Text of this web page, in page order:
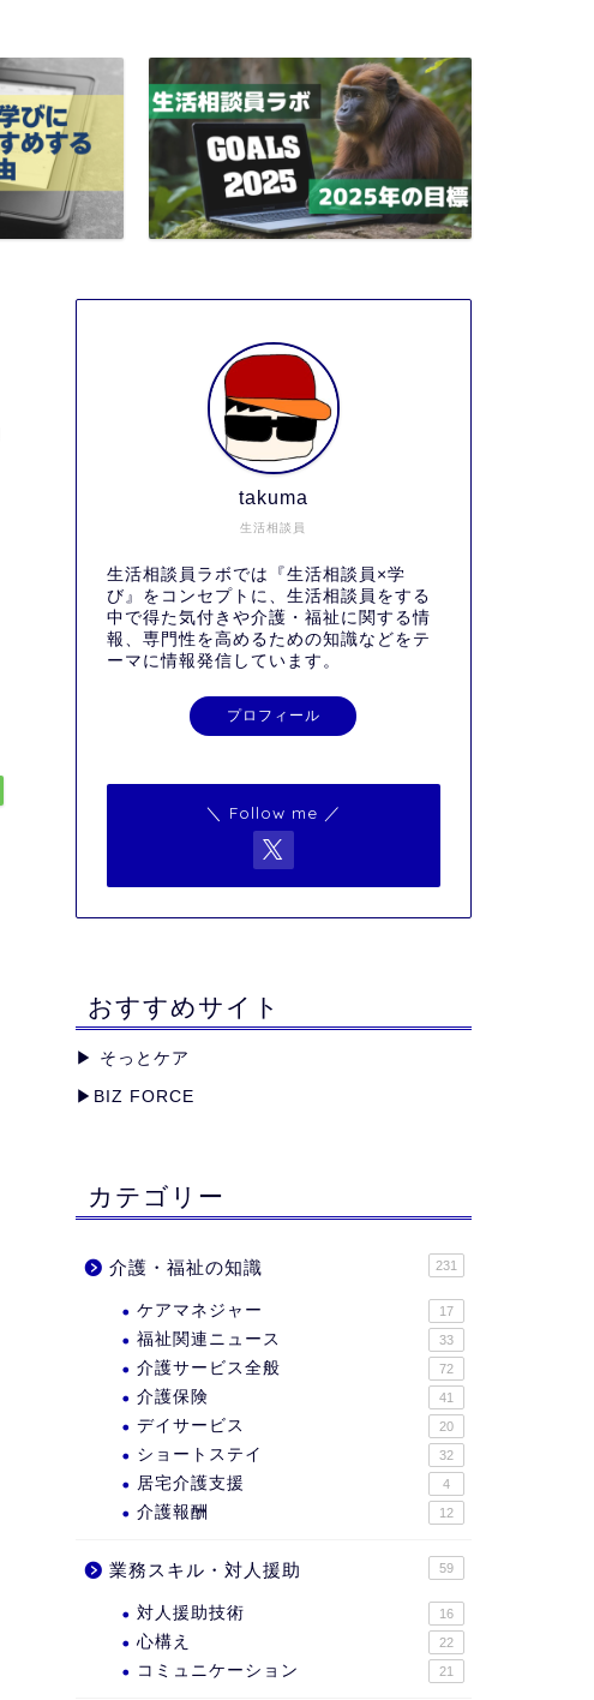
生活相談員
takuma
生活相談員ラボでは『生活相談員×学
び』をコンセプトに、生活相談員をする
中で得た気付きや介護・福祉に関する情
報、専門性を高めるための知識などをテ
ーマに情報発信しています。
プロフィール
＼ Follow me ／
おすすめサイト
▶︎ そっとケア
▶︎ BIZ FORCE
カテゴリー
介護・福祉の知識 231
ケアマネジャー 17
福祉関連ニュース 33
介護サービス全般 72
介護保険 41
デイサービス 20
ショートステイ 32
居宅介護支援 4
介護報酬 12
業務スキル・対人援助 59
対人援助技術 16
心構え 22
コミュニケーション 21